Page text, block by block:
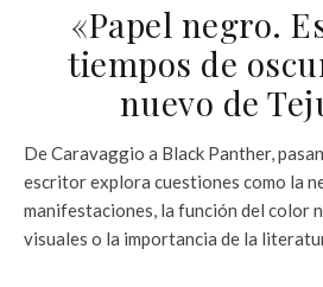
«Papel negro.
tiempos de
nuevo de
De Caravaggio a Black Panther,
escritor explora cuestiones como la
manifestaciones, la función del color
visuales o la importancia de la